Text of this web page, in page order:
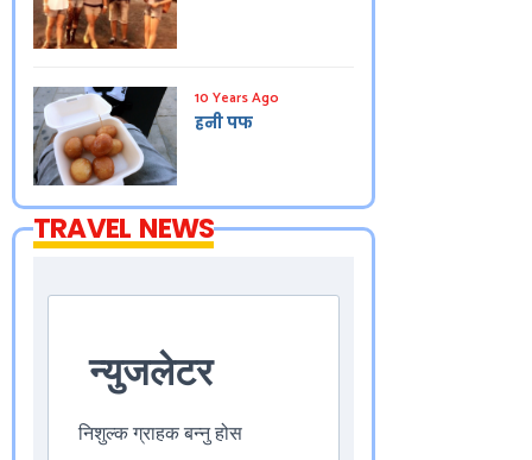
10 Years Ago
हनी पफ
TRAVEL NEWS
न्युजलेटर
निशुल्क ग्राहक बन्नु होस